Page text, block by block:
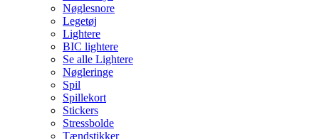
Nøglesnore
Legetøj
Lightere
BIC lightere
Se alle Lightere
Nøgleringe
Spil
Spillekort
Stickers
Stressbolde
Tændstikker